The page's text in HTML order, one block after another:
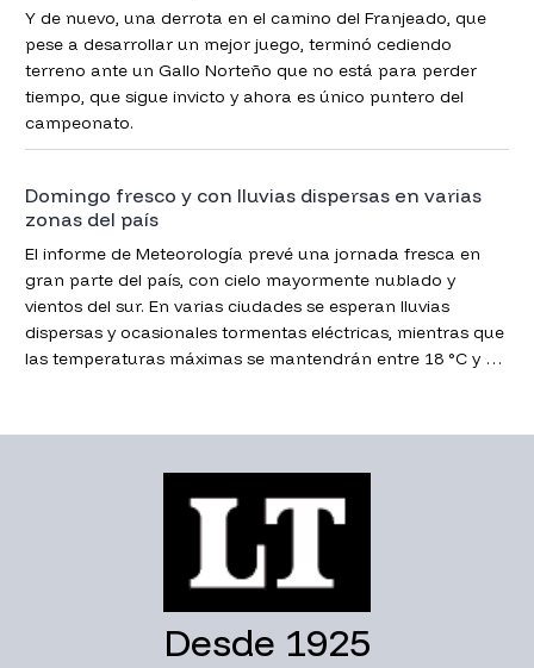
Y de nuevo, una derrota en el camino del Franjeado, que
pese a desarrollar un mejor juego, terminó cediendo
terreno ante un Gallo Norteño que no está para perder
tiempo, que sigue invicto y ahora es único puntero del
campeonato.
Domingo fresco y con lluvias dispersas en varias
zonas del país
El informe de Meteorología prevé una jornada fresca en
gran parte del país, con cielo mayormente nublado y
vientos del sur. En varias ciudades se esperan lluvias
dispersas y ocasionales tormentas eléctricas, mientras que
las temperaturas máximas se mantendrán entre 18 °C y 22
Desde 1925